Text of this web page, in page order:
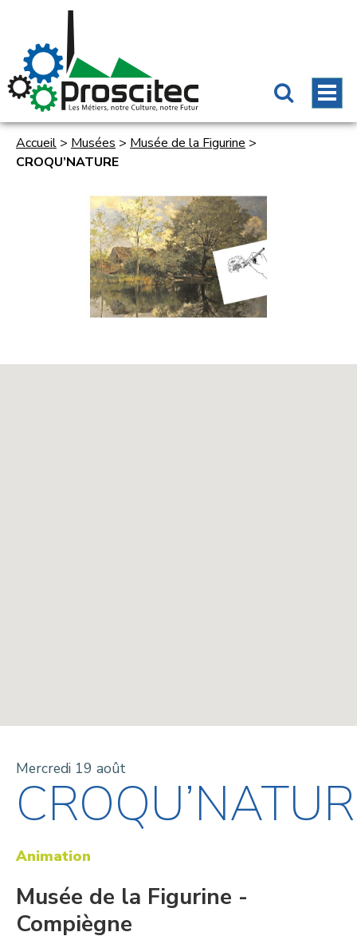
Accueil > Musées > Musée de la Figurine >
CROQU’NATURE
Mercredi 19 août
Animation
Musée de la Figurine -
Compiègne